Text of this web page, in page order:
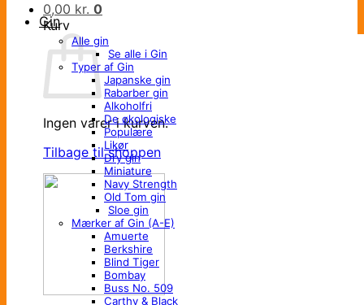
0,00 kr. 0
Kurv
Ingen varer i kurven.
Tilbage til shoppen
Gin
Alle gin
Se alle i Gin
Typer af Gin
Japanske gin
Rabarber gin
Alkoholfri
De økologiske
Populære
Likør
Dry gin
Miniature
Navy Strength
Old Tom gin
Sloe gin
Mærker af Gin (A-E)
Amuerte
Berkshire
Blind Tiger
Bombay
Buss No. 509
Carthy & Black